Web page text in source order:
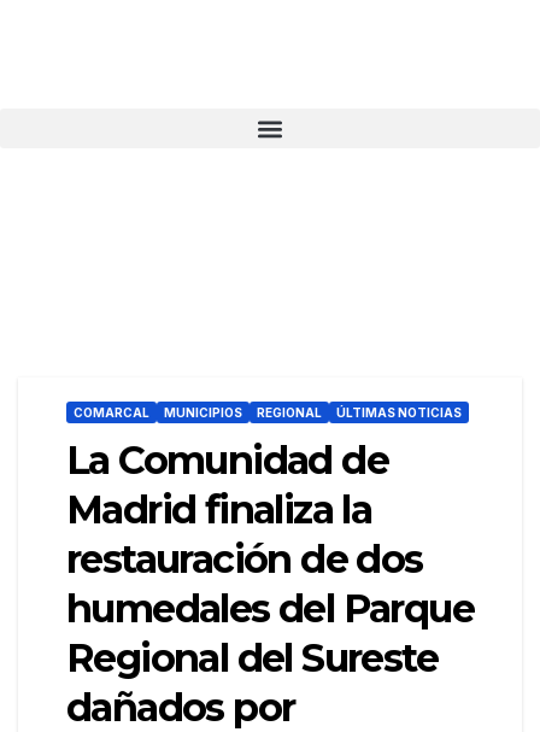
COMARCAL MUNICIPIOS REGIONAL ÚLTIMAS NOTICIAS
La Comunidad de
Madrid finaliza la
restauración de dos
humedales del Parque
Regional del Sureste
dañados por